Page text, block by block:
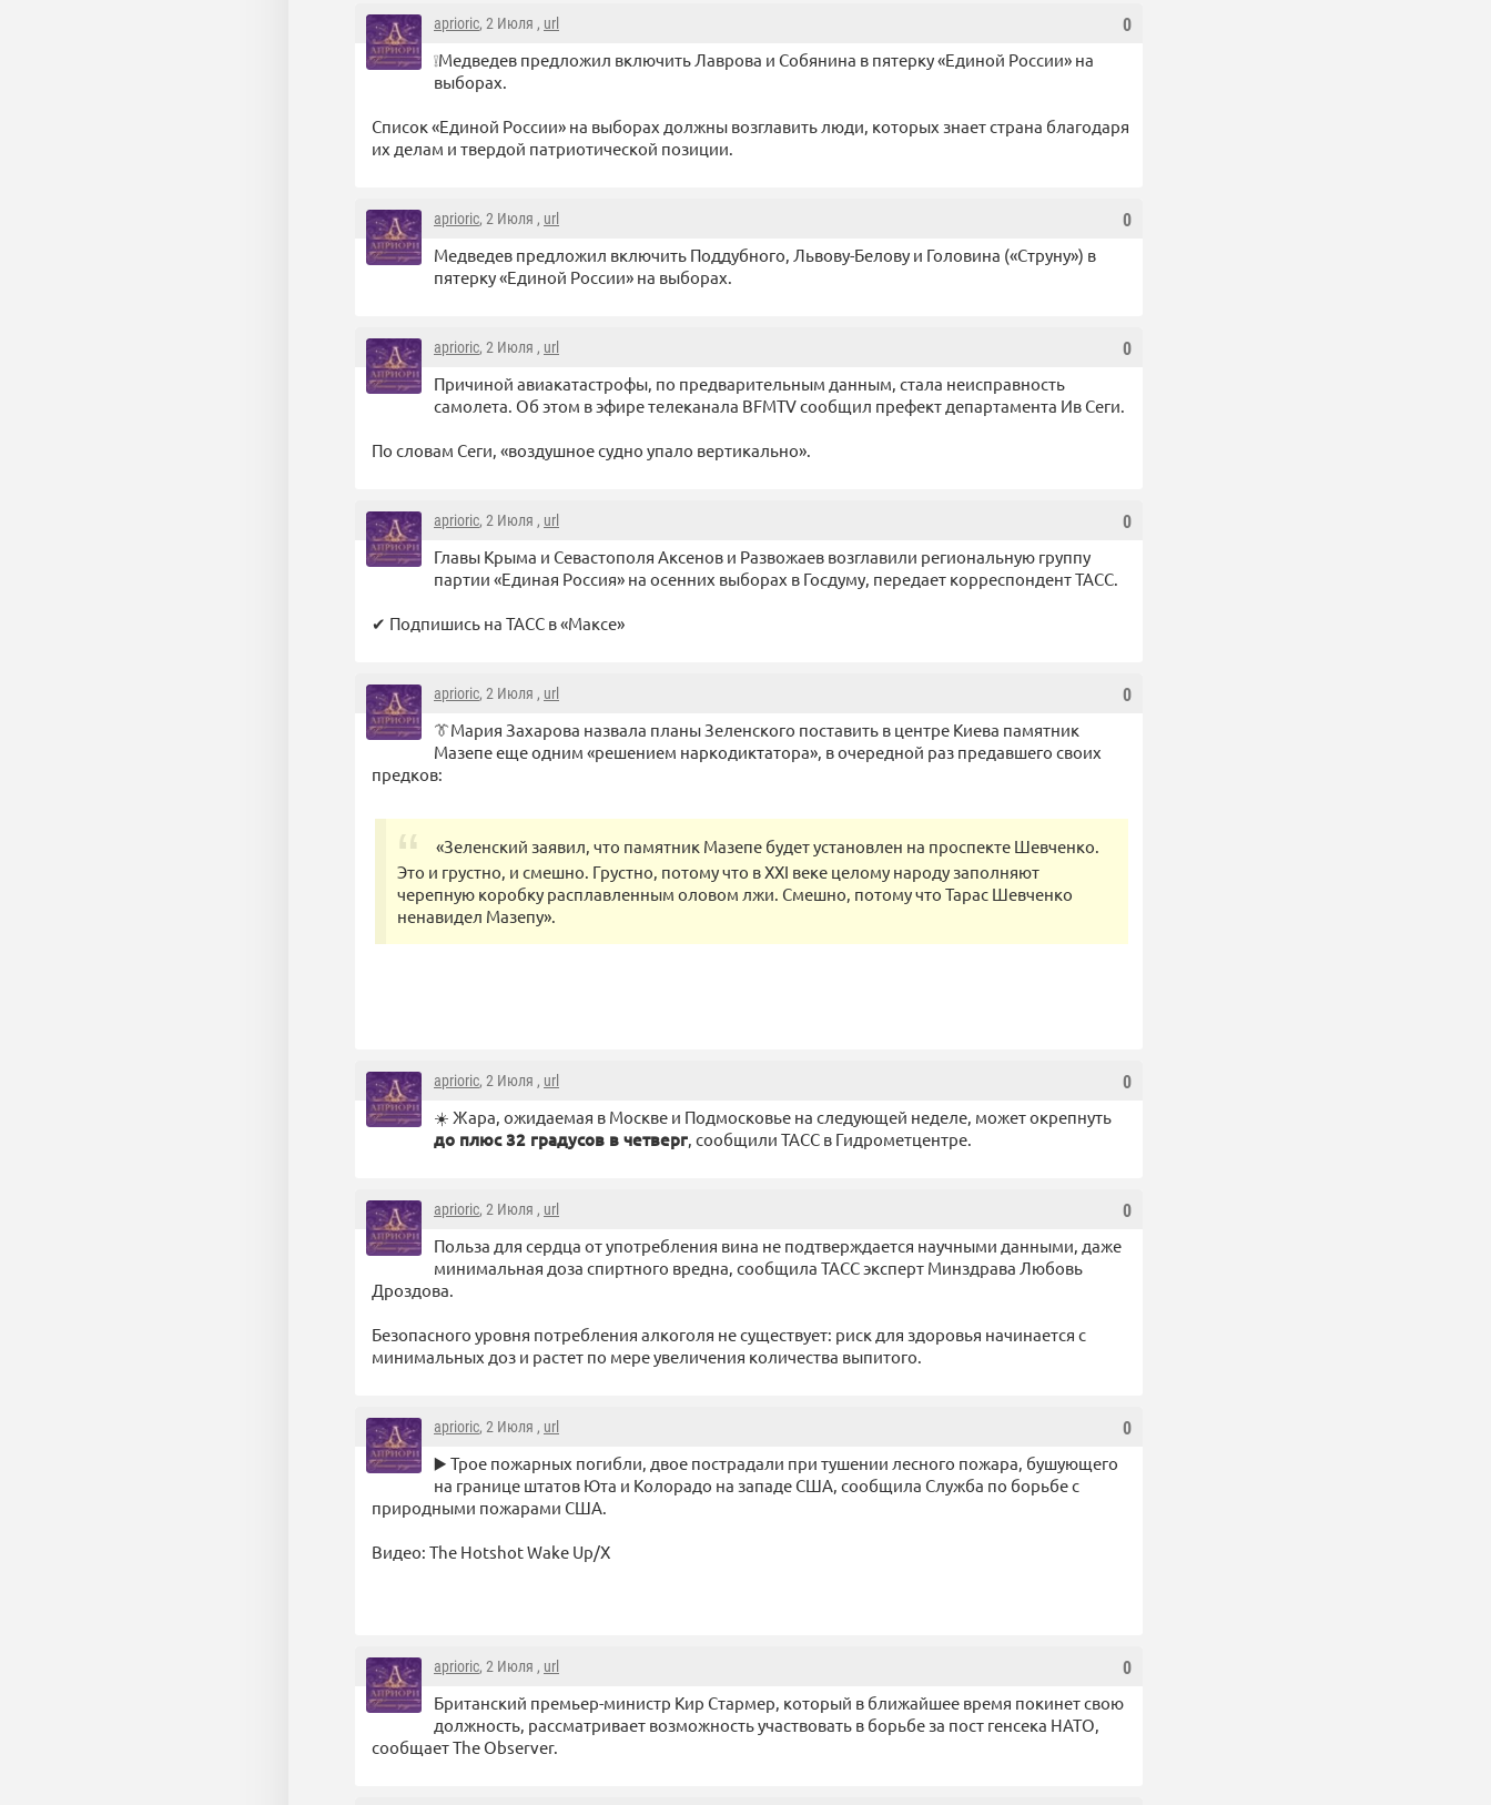
0
aprioric, 2 Июля , url
❕Медведев предложил включить Лаврова и Собянина в пятерку «Единой России» на
выборах.
Список «Единой России» на выборах должны возглавить люди, которых знает страна благодаря
их делам и твердой патриотической позиции.
0
aprioric, 2 Июля , url
Медведев предложил включить Поддубного, Львову-Белову и Головина («Струну») в
пятерку «Единой России» на выборах.
0
aprioric, 2 Июля , url
Причиной авиакатастрофы, по предварительным данным, стала неисправность
самолета. Об этом в эфире телеканала BFMTV сообщил префект департамента Ив Сеги.
По словам Сеги, «воздушное судно упало вертикально».
0
aprioric, 2 Июля , url
Главы Крыма и Севастополя Аксенов и Развожаев возглавили региональную группу
партии «Единая Россия» на осенних выборах в Госдуму, передает корреспондент ТАСС.
✔ Подпишись на ТАСС в «Максе»
0
aprioric, 2 Июля , url
👔Мария Захарова назвала планы Зеленского поставить в центре Киева памятник
Мазепе еще одним «решением наркодиктатора», в очередной раз предавшего своих
предков:
«Зеленский заявил, что памятник Мазепе будет установлен на проспекте Шевченко.
Это и грустно, и смешно. Грустно, потому что в XXI веке целому народу заполняют
черепную коробку расплавленным оловом лжи. Смешно, потому что Тарас Шевченко
ненавидел Мазепу».
0
aprioric, 2 Июля , url
☀️ Жара, ожидаемая в Москве и Подмосковье на следующей неделе, может окрепнуть
до плюс 32 градусов в четверг, сообщили ТАСС в Гидрометцентре.
0
aprioric, 2 Июля , url
Польза для сердца от употребления вина не подтверждается научными данными, даже
минимальная доза спиртного вредна, сообщила ТАСС эксперт Минздрава Любовь
Дроздова.
Безопасного уровня потребления алкоголя не существует: риск для здоровья начинается с
минимальных доз и растет по мере увеличения количества выпитого.
0
aprioric, 2 Июля , url
▶️ Трое пожарных погибли, двое пострадали при тушении лесного пожара, бушующего
на границе штатов Юта и Колорадо на западе США, сообщила Служба по борьбе с
природными пожарами США.
Видео: The Hotshot Wake Up/X
0
aprioric, 2 Июля , url
Британский премьер-министр Кир Стармер, который в ближайшее время покинет свою
должность, рассматривает возможность участвовать в борьбе за пост генсека НАТО,
сообщает The Observer.